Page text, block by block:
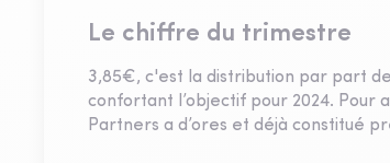
Le chiffre du trimestre
3,85€, c'est la distribution par part
confortant l’objectif pour 2024. Pour
Partners a d’ores et déjà constitué